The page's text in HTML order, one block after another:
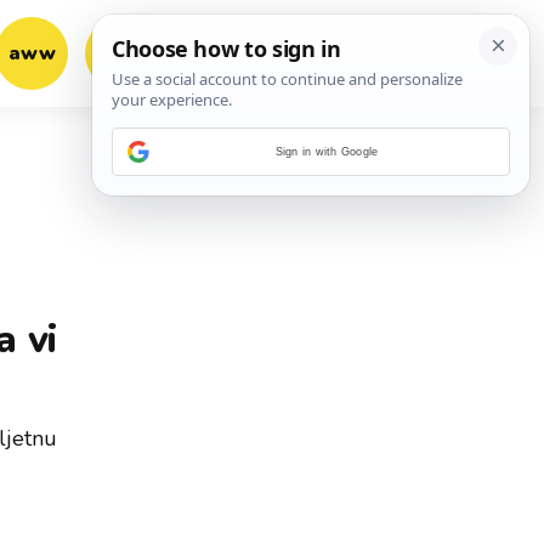
aww vrh! woot?!
vi
Sign in with Google